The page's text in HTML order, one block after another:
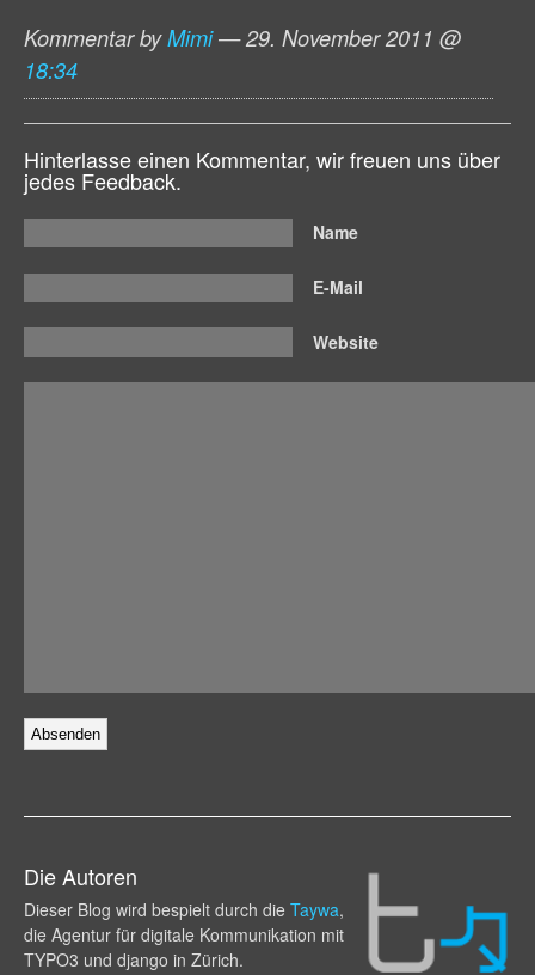
Kommentar byMimi— 29. November 2011 @
18:34
Hinterlasse einen Kommentar, wir freuen uns über
jedes Feedback.
Name
E-Mail
Website
Die Autoren
Dieser Blog wird bespielt durch die Taywa,
die Agentur für digitale Kommunikation mit
TYPO3 und django in Zürich.